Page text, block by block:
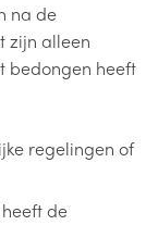
na de
zijn alleen
bedongen heeft
regelingen of
de